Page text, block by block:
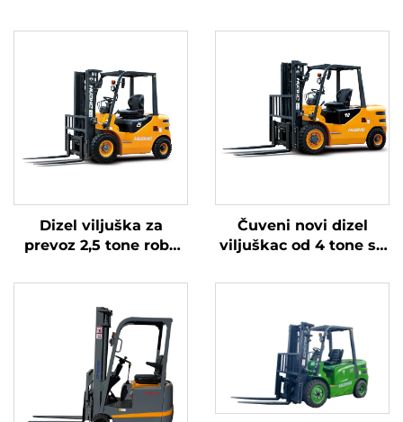
Dizel viljuška za
prevoz 2,5 tone robe
radom i istovarom do
4 m
Čuveni novi dizel
viljuškac od 4 tone sa
japanskim ISUZU